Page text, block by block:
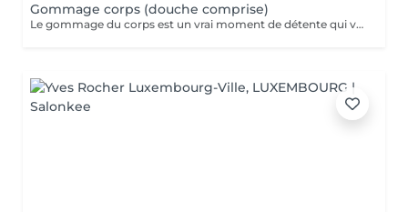
Gommage corps (douche comprise)
Le gommage du corps est un vrai moment de détente qui va permettre à la peau de se débarrasser de ses cellules mortes et de retrouver une peau douce. Ce soin est parfait juste avant d'aller au soleil pour permettre à la peau de mieux bronzer.